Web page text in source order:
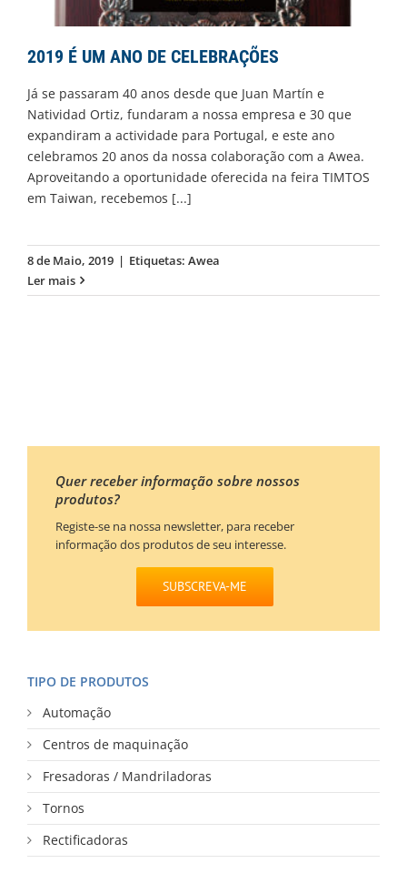
2019 É UM ANO DE CELEBRAÇÕES
Já se passaram 40 anos desde que Juan Martín e
Natividad Ortiz, fundaram a nossa empresa e 30 que
expandiram a actividade para Portugal, e este ano
celebramos 20 anos da nossa colaboração com a Awea.
Aproveitando a oportunidade oferecida na feira TIMTOS
em Taiwan, recebemos [...]
8 de Maio, 2019 | Etiquetas: Awea
Ler mais
Quer receber informação sobre nossos
produtos?
Registe-se na nossa newsletter, para receber
informação dos produtos de seu interesse.
SUBSCREVA-ME
TIPO DE PRODUTOS
Automação
Centros de maquinação
Fresadoras / Mandriladoras
Tornos
Rectificadoras